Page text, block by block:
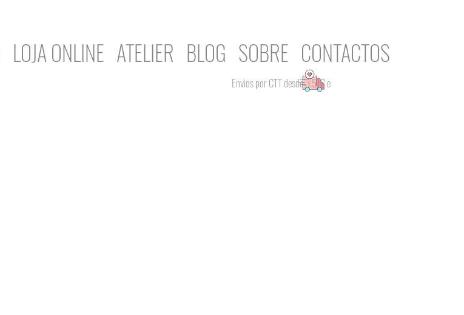
LOJA ONLINE ATELIER BLOG SOBRE CONTACTOS
Envios por CTT desde 3.51€ e